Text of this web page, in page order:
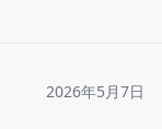
2026年5月7日